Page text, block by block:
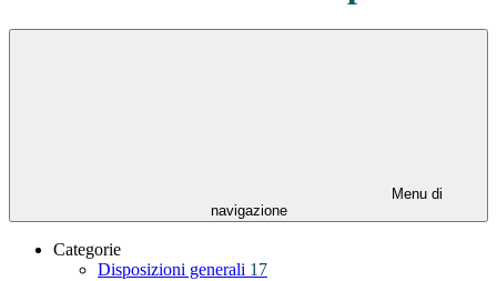
Menu di
navigazione
Categorie
Disposizioni generali 17